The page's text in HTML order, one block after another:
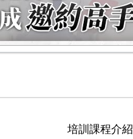
培訓課程介紹